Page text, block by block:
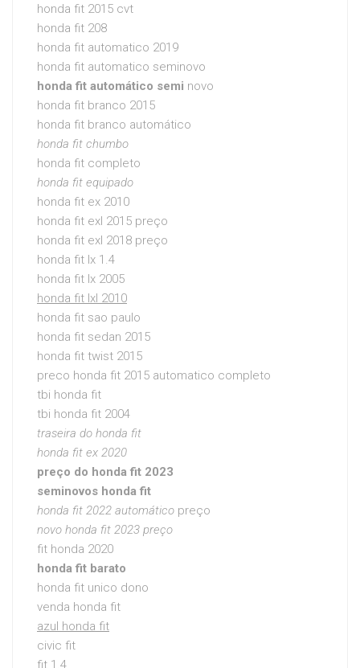
honda fit 2015 cvt
honda fit 208
honda fit automatico 2019
honda fit automatico seminovo
honda fit automático semi novo
honda fit branco 2015
honda fit branco automático
honda fit chumbo
honda fit completo
honda fit equipado
honda fit ex 2010
honda fit exl 2015 preço
honda fit exl 2018 preço
honda fit lx 1.4
honda fit lx 2005
honda fit lxl 2010
honda fit sao paulo
honda fit sedan 2015
honda fit twist 2015
preco honda fit 2015 automatico completo
tbi honda fit
tbi honda fit 2004
traseira do honda fit
honda fit ex 2020
preço do honda fit 2023
seminovos honda fit
honda fit 2022 automático preço
novo honda fit 2023 preço
fit honda 2020
honda fit barato
honda fit unico dono
venda honda fit
azul honda fit
civic fit
fit 1.4